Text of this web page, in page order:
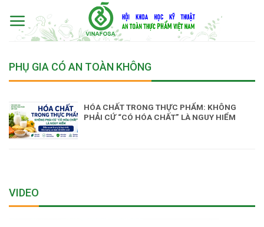
content
PHỤ GIA CÓ AN TOÀN KHÔNG
HÓA CHẤT TRONG THỰC PHẨM: KHÔNG
PHẢI CỨ “CÓ HÓA CHẤT” LÀ NGUY HIỂM
VIDEO